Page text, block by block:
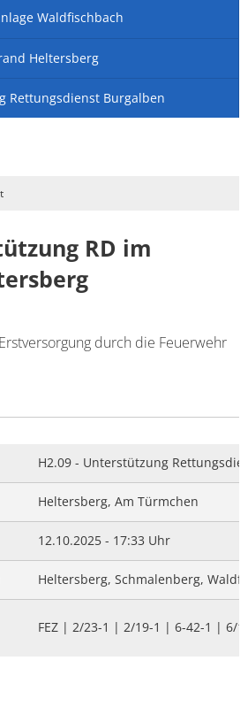
Waldfischbach
Heltersberg
Rettungsdienst Burgalben
RD im
durch die Feuerwehr
H2.09 - Unterstützung
Heltersberg, Am Türmchen
12.10.2025 - 17:33 Uhr
Heltersberg, Schmalenberg,
FEZ | 2/23-1 | 2/19-1 | 6-42-1 | 6/